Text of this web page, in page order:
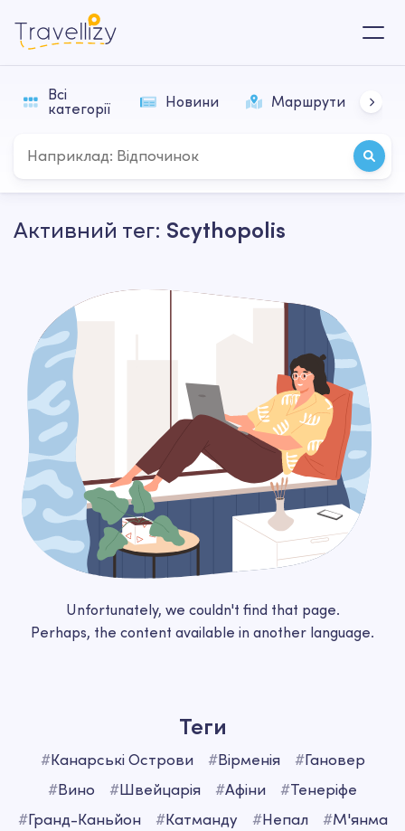
Всі
категорії
Новини Маршрути
Активний тег: Scythopolis
Unfortunately, we couldn't find that page.
Perhaps, the content available in another language.
Теги
#Канарські Острови #Вірменія #Гановер
#Вино #Швейцарія #Афіни #Тенеріфе
#Гранд-Каньйон #Катманду #Непал #М'янма